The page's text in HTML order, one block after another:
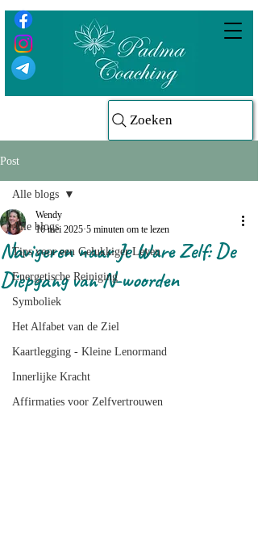
Zoeken
Post
Alle blogs
Tips voor een Gelukkiger Leven
Energetische Reiniging
Symboliek
Het Alfabet van de Ziel
Kaartlegging - Kleine Lenormand
Innerlijke Kracht
Affirmaties voor Zelfvertrouwen
Alle blogs
Navigeren naar Je Ware Zelf: De
Diepgang van N-woorden
Wendy
16 mei 2025 5 minuten om te lezen